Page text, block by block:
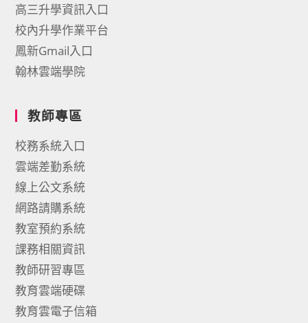
高三升學資訊入口
校內升學作業平台
鳳新Gmail入口
翰林雲端學院
教師專區
校務系統入口
雲端差勤系統
線上公文系統
網路請購系統
教室預約系統
課務相關資訊
教師研習專區
教育雲端硬碟
教育雲電子信箱